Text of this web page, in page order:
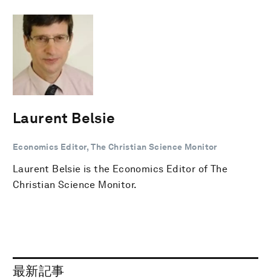
Laurent Belsie
Economics Editor, The Christian Science Monitor
Laurent Belsie is the Economics Editor of The
Christian Science Monitor.
最新記事